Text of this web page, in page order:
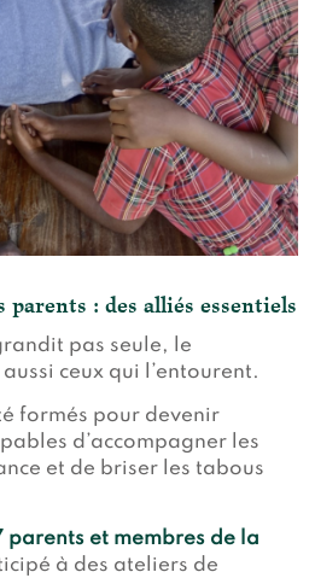
parents : des alliés essentiels
pas seule, le
ceux qui l’entourent.
formés pour devenir
d’accompagner les
et de briser les tabous
parents et membres de la
à des ateliers de